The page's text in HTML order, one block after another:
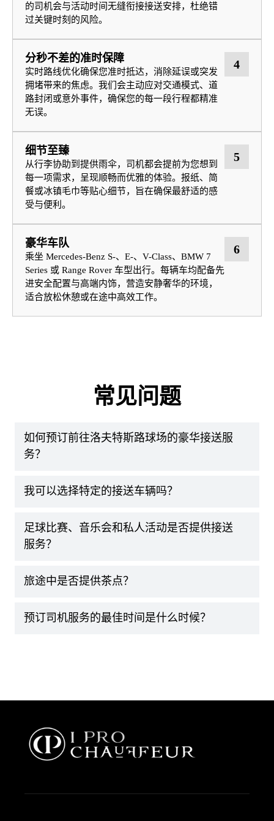
的司机会与活动时间无缝衔接接送安排，杜绝错
过关键时刻的风险。
分秒不差的准时保障
实时路线优化确保您准时抵达，消除延误或突发
拥堵带来的焦虑。我们会主动应对交通模式、道
路封闭或意外事件，确保您的每一段行程都精准
无误。
4
细节至臻
从行李协助到提供雨伞，司机都会提前为您想到
每一项需求，呈现顺畅而优雅的体验。报纸、简
餐或冰镇毛巾等贴心细节，旨在确保最舒适的感
受与便利。
5
豪华车队
乘坐 Mercedes-Benz S-、E-、V-Class、BMW 7
Series 或 Range Rover 车型出行。每辆车均配备先
进安全配置与高端内饰，营造安静奢华的环境，
适合放松休憩或在途中高效工作。
6
常见问题
如何预订前往洛夫特斯路球场的豪华接送服
务？
我可以选择特定的接送车辆吗？
足球比赛、音乐会和私人活动是否提供接送
服务？
旅途中是否提供茶点？
预订司机服务的最佳时间是什么时候？